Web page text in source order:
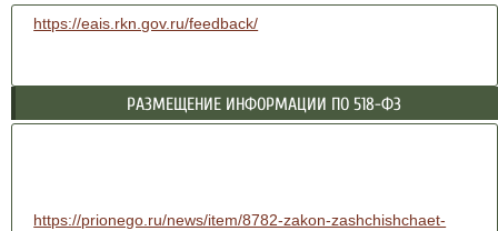
https://eais.rkn.gov.ru/feedback/
РАЗМЕЩЕНИЕ ИНФОРМАЦИИ ПО 518-ФЗ
https://prionego.ru/news/item/8782-zakon-zashchishchaet-